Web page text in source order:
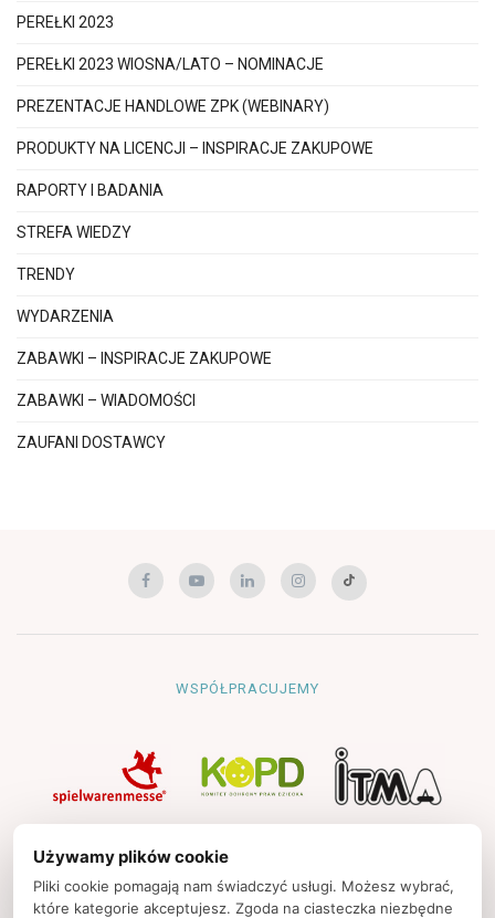
PEREŁKI 2023
PEREŁKI 2023 WIOSNA/LATO – NOMINACJE
PREZENTACJE HANDLOWE ZPK (WEBINARY)
PRODUKTY NA LICENCJI – INSPIRACJE ZAKUPOWE
RAPORTY I BADANIA
STREFA WIEDZY
TRENDY
WYDARZENIA
ZABAWKI – INSPIRACJE ZAKUPOWE
ZABAWKI – WIADOMOŚCI
ZAUFANI DOSTAWCY
WSPÓŁPRACUJEMY
Strona główna
Polityka prywatności
Używamy plików cookie
Pliki cookie pomagają nam świadczyć usługi. Możesz wybrać,
które kategorie akceptujesz. Zgoda na ciasteczka niezbędne